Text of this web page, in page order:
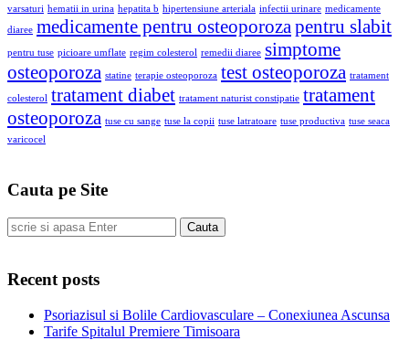
varsaturi hematii in urina hepatita b hipertensiune arteriala infectii urinare medicamente
diaree medicamente pentru osteoporozapentru slabit
pentru tuse picioare umflate regim colesterol remedii diaree simptome
osteoporoza statine terapie osteoporoza test osteoporoza tratament
colesterol tratament diabet tratament naturist constipatie tratament
osteoporoza tuse cu sange tuse la copii tuse latratoare tuse productiva tuse seaca
varicocel
Cauta pe Site
Cauta
Recent posts
Psoriazisul si Bolile Cardiovasculare – Conexiunea Ascunsa
Tarife Spitalul Premiere Timisoara